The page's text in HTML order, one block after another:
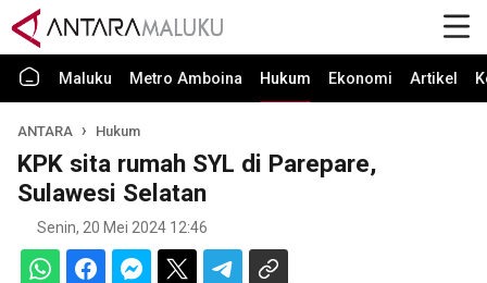
Maluku Metro Amboina Hukum Ekonomi Artikel
ANTARA Hukum
KPK sita rumah SYL di Parepare,
Sulawesi Selatan
Senin, 20 Mei 2024 12:46